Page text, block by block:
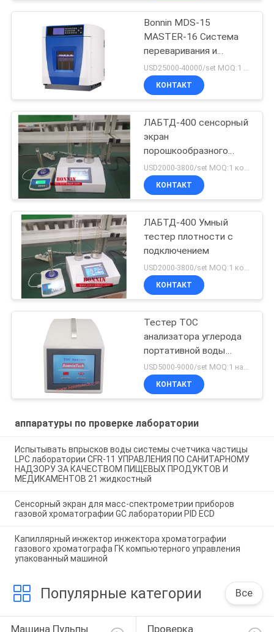
Bonnin MDS-15
MASTER-16 Система
переваривания и
экстракции микроволн USD25000-40000/set MOQ:1 набор
КОНТАКТ
ЛАБТД-400 сенсорный
экран
порошкообразного
теста плотности
КОНТАКТ
ЛАБТД-400 Умный
тестер плотности с
подключением
КОНТАКТ
Тестер TOC
анализатора углерода
портативной воды
впрыски TA-2.0 онлайн
автономный полный
органический
USD5000-9000/set MOQ:1 набор
КОНТАКТ
аппаратуры по проверке лаборатории
Испытывать впрысков воды системы счетчика частицы
LPC лаборатории CFR-11 УПРАВЛЕНИЯ ПО САНИТАРНОМУ
НАДЗОРУ ЗА КАЧЕСТВОМ ПИЩЕВЫХ ПРОДУКТОВ И
МЕДИКАМЕНТОВ 21 жидкостный
Сенсорный экран для масс-спектрометрии приборов
газовой хроматографии GC лаборатории PID ECD
Капиллярный инжектор инжектора хроматографии
газового хроматографа ГК компьютерного управления
упакованный машиной
Популярные категории Все
Машина Пульпы Проверка